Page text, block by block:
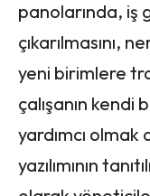
panolarında, iş
çıkarılmasını,
yeni birimlere
çalışanın
yardımcı
yazılımının